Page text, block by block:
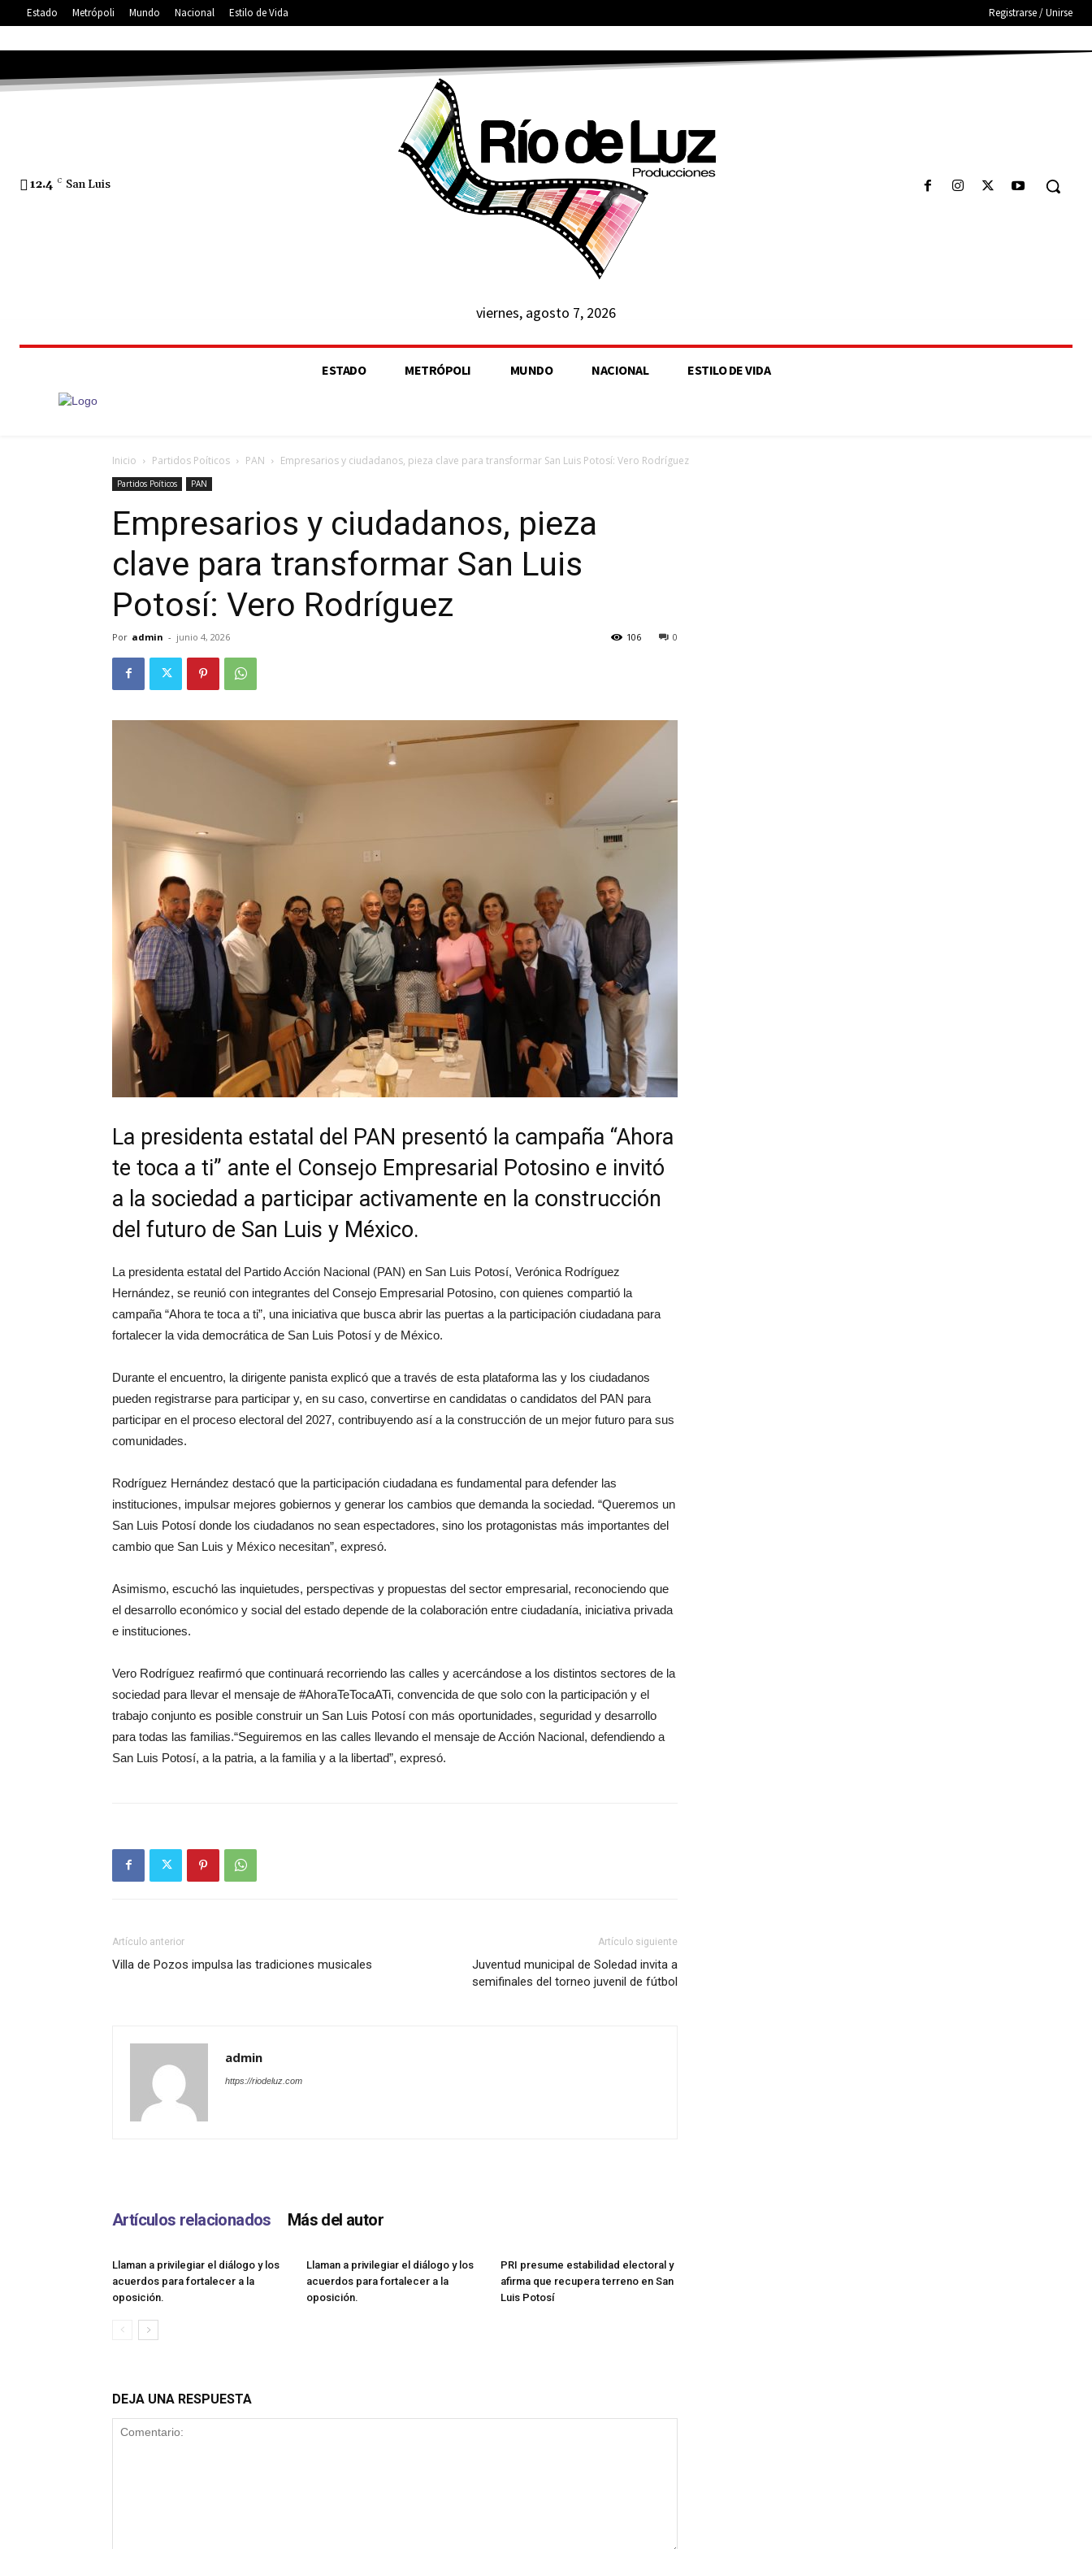
Estado Metrópoli Mundo Nacional Estilo de Vida Registrarse / Unirse
12.4 C San Luis
viernes, agosto 7, 2026
ESTADO METRÓPOLI MUNDO NACIONAL ESTILO DE VIDA
Inicio Partidos Poíticos PAN Empresarios y ciudadanos, pieza clave para transformar San Luis Potosí: Vero Rodríguez
Partidos Poíticos PAN
Empresarios y ciudadanos, pieza
clave para transformar San Luis
Potosí: Vero Rodríguez
Por admin - junio 4, 2026 0
106
La presidenta estatal del PAN presentó la campaña “Ahora
te toca a ti” ante el Consejo Empresarial Potosino e invitó
a la sociedad a participar activamente en la construcción
del futuro de San Luis y México.
La presidenta estatal del Partido Acción Nacional (PAN) en San Luis Potosí, Verónica Rodríguez
Hernández, se reunió con integrantes del Consejo Empresarial Potosino, con quienes compartió la
campaña “Ahora te toca a ti”, una iniciativa que busca abrir las puertas a la participación ciudadana para
fortalecer la vida democrática de San Luis Potosí y de México.
Durante el encuentro, la dirigente panista explicó que a través de esta plataforma las y los ciudadanos
pueden registrarse para participar y, en su caso, convertirse en candidatas o candidatos del PAN para
participar en el proceso electoral del 2027, contribuyendo así a la construcción de un mejor futuro para sus
comunidades.
Rodríguez Hernández destacó que la participación ciudadana es fundamental para defender las
instituciones, impulsar mejores gobiernos y generar los cambios que demanda la sociedad. “Queremos un
San Luis Potosí donde los ciudadanos no sean espectadores, sino los protagonistas más importantes del
cambio que San Luis y México necesitan”, expresó.
Asimismo, escuchó las inquietudes, perspectivas y propuestas del sector empresarial, reconociendo que
el desarrollo económico y social del estado depende de la colaboración entre ciudadanía, iniciativa privada
e instituciones.
Vero Rodríguez reafirmó que continuará recorriendo las calles y acercándose a los distintos sectores de la
sociedad para llevar el mensaje de #AhoraTeTocaATi, convencida de que solo con la participación y el
trabajo conjunto es posible construir un San Luis Potosí con más oportunidades, seguridad y desarrollo
para todas las familias.“Seguiremos en las calles llevando el mensaje de Acción Nacional, defendiendo a
San Luis Potosí, a la patria, a la familia y a la libertad”, expresó.
Artículo anterior
Villa de Pozos impulsa las tradiciones musicales
Artículo siguiente
Juventud municipal de Soledad invita a
semifinales del torneo juvenil de fútbol
admin
https://riodeluz.com
Artículos relacionados Más del autor
Llaman a privilegiar el diálogo y los
acuerdos para fortalecer a la
oposición.
Llaman a privilegiar el diálogo y los
acuerdos para fortalecer a la
oposición.
PRI presume estabilidad electoral y
afirma que recupera terreno en San
Luis Potosí
DEJA UNA RESPUESTA